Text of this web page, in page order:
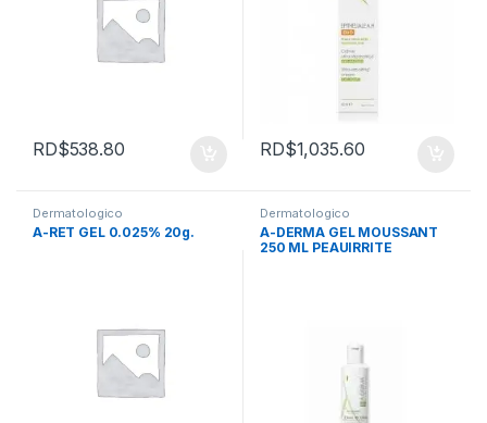
RD$538.80 RD$1,035.60
Dermatologico
A-RET GEL 0.025% 20g.
Dermatologico
A-DERMA GEL MOUSSANT
250 ML PEAUIRRITE